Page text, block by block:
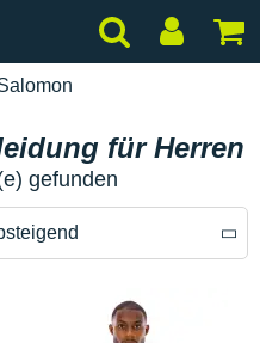
für Herren
gefunden